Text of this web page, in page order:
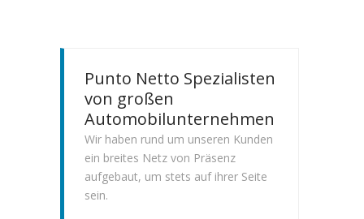
Punto Netto Spezialisten
von großen
Automobilunternehmen
Wir haben rund um unseren Kunden
ein breites Netz von Präsenz
aufgebaut, um stets auf ihrer Seite
sein.